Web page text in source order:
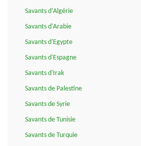
Savants d'Algérie
Savants d'Arabie
Savants d'Egypte
Savants d'Espagne
Savants d'Irak
Savants de Palestine
Savants de Syrie
Savants de Tunisie
Savants de Turquie